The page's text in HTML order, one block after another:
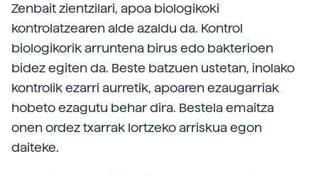
Zenbait zientzilari, apoa biologikoki
kontrolatzearen alde azaldu da. Kontrol
biologikorik arruntena birus edo bakterioen
bidez egiten da. Beste batzuen ustetan, inolako
kontrolik ezarri aurretik, apoaren ezaugarriak
hobeto ezagutu behar dira. Bestela emaitza
onen ordez txarrak lortzeko arriskua egon
daiteke.